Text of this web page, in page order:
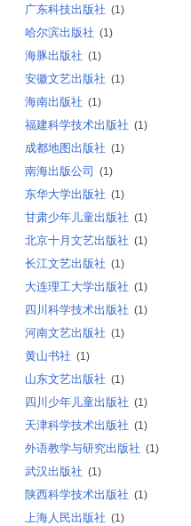
广东科技出版社 (1)
哈尔滨出版社 (1)
海豚出版社 (1)
安徽文艺出版社 (1)
海南出版社 (1)
福建科学技术出版社 (1)
成都地图出版社 (1)
南海出版公司 (1)
东华大学出版社 (1)
甘肃少年儿童出版社 (1)
北京十月文艺出版社 (1)
长江文艺出版社 (1)
大连理工大学出版社 (1)
四川科学技术出版社 (1)
河南文艺出版社 (1)
黄山书社 (1)
山东文艺出版社 (1)
四川少年儿童出版社 (1)
天津科学技术出版社 (1)
外语教学与研究出版社 (1)
武汉出版社 (1)
陕西科学技术出版社 (1)
上海人民出版社 (1)